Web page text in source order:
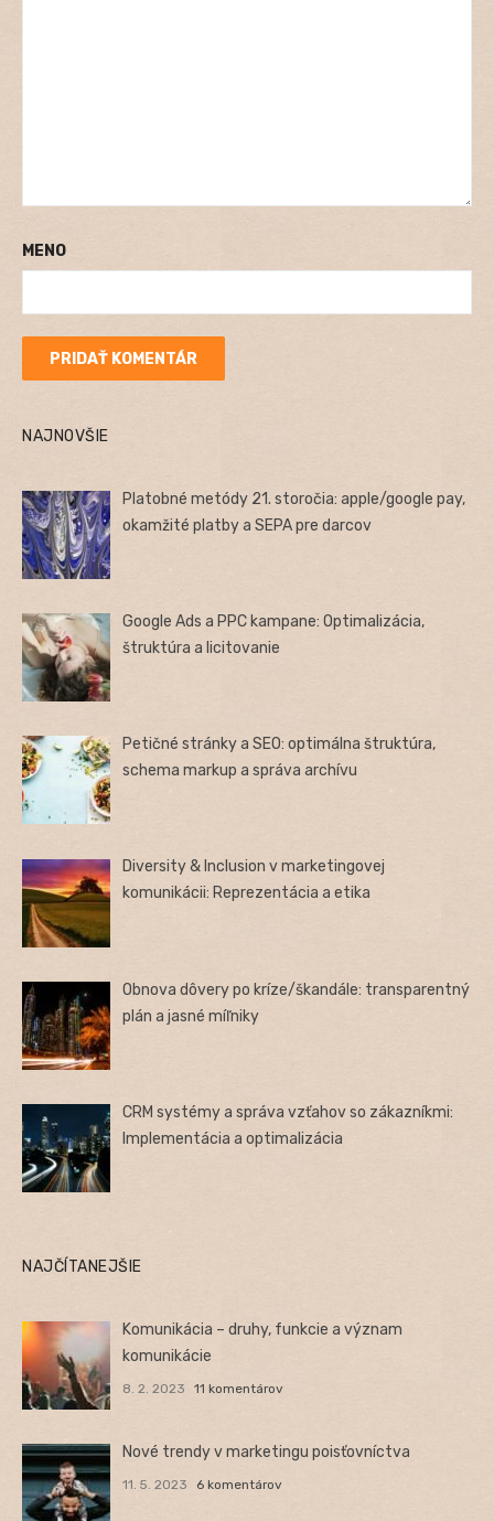
MENO
NAJNOVŠIE
Platobné metódy 21. storočia: apple/google pay,
okamžité platby a SEPA pre darcov
Google Ads a PPC kampane: Optimalizácia,
štruktúra a licitovanie
Petičné stránky a SEO: optimálna štruktúra,
schema markup a správa archívu
Diversity & Inclusion v marketingovej
komunikácii: Reprezentácia a etika
Obnova dôvery po kríze/škandále: transparentný
plán a jasné míľniky
CRM systémy a správa vzťahov so zákazníkmi:
Implementácia a optimalizácia
NAJČÍTANEJŠIE
Komunikácia – druhy, funkcie a význam
komunikácie
8. 2. 2023 11 komentárov
Nové trendy v marketingu poisťovníctva
11. 5. 2023 6 komentárov